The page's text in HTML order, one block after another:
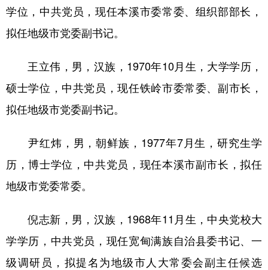
学位，中共党员，现任本溪市委常委、组织部部长，
拟任地级市党委副书记。
王立伟，男，汉族，1970年10月生，大学学历，
硕士学位，中共党员，现任铁岭市委常委、副市长，
拟任地级市党委副书记。
尹红炜，男，朝鲜族，1977年7月生，研究生学
历，博士学位，中共党员，现任本溪市副市长，拟任
地级市党委常委。
倪志新，男，汉族，1968年11月生，中央党校大
学学历，中共党员，现任宽甸满族自治县委书记、一
级调研员，拟提名为地级市人大常委会副主任候选